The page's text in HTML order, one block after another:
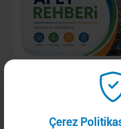
Çerez